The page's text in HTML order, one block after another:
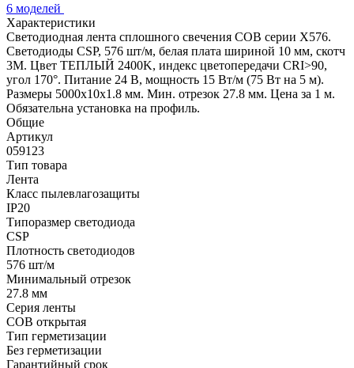
6 моделей
Характеристики
Светодиодная лента сплошного свечения COB серии X576.
Светодиоды CSP, 576 шт/м, белая плата шириной 10 мм, скотч
3M. Цвет ТЕПЛЫЙ 2400K, индекс цветопередачи CRI>90,
угол 170°. Питание 24 В, мощность 15 Вт/м (75 Вт на 5 м).
Размеры 5000x10x1.8 мм. Мин. отрезок 27.8 мм. Цена за 1 м.
Обязательна установка на профиль.
Общие
Артикул
059123
Тип товара
Лента
Класс пылевлагозащиты
IP20
Типоразмер светодиода
CSP
Плотность светодиодов
576 шт/м
Минимальный отрезок
27.8 мм
Серия ленты
COB открытая
Тип герметизации
Без герметизации
Гарантийный срок